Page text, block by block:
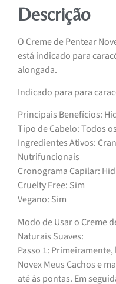
Descrição
O Creme de Pentear
está indicado para
alongada.
Indicado para para
Principais Benefícios:
Tipo de Cabelo: Todos
Ingredientes Ativos:
Nutrifuncionais
Cronograma Capilar:
Cruelty Free: Sim
Vegano: Sim
Modo de Usar o Creme
Naturais Suaves:
Passo 1:
Novex Meus Cachos e
até às pontas. Em